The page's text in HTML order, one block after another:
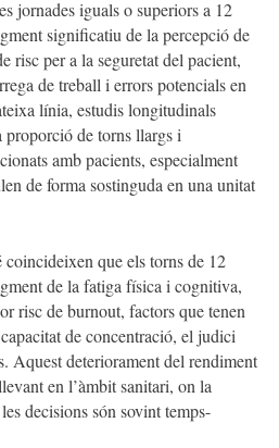
jornades iguals o superiors a 12
significatiu de la percepció de
risc per a la seguretat del pacient,
de treball i errors potencials en
línia, estudis longitudinals
proporció de torns llargs i
amb pacients, especialment
de forma sostinguda en una unitat
que els torns de 12
de la fatiga física i cognitiva,
risc de burnout, factors que tenen
de concentració, el judici
Aquest deteriorament del rendiment
en l’àmbit sanitari, on la
decisions són sovint temps-